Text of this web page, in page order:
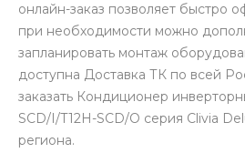
онлайн-заказ позволяет быстро
при необходимости можно
запланировать монтаж
доступна Доставка ТК по всей
заказать Кондиционер
SCD/I/T12H-SCD/O серия Clivia
региона.